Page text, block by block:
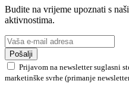
Budite na vrijeme upoznati s
aktivnostima.
Pošalji
Prijavom na newsletter suglasni
marketinške svrhe (primanje